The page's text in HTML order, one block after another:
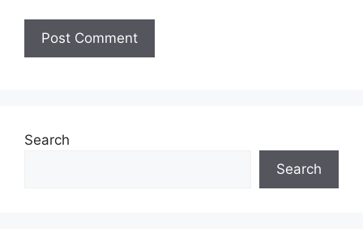
Search
Search